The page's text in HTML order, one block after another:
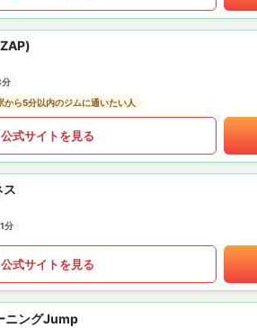
分
から5分以内のジムに通いたい人
公式サイトを見る
ス
分
公式サイトを見る
ニングJump